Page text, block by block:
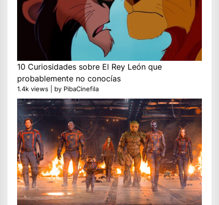
10 Curiosidades sobre El Rey León que
probablemente no conocías
1.4k views by PibaCinefila